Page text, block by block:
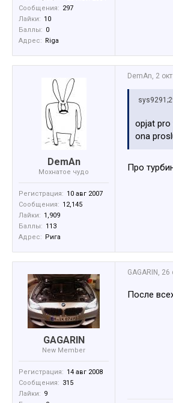
Сообщения: 297
Лайки: 10
Баллы: 0
Адрес: Riga
DemAn
Мохнатое чудо
Регистрация: 10 авг 2007
Сообщения: 12,145
Лайки: 1,909
Баллы: 113
Адрес: Рига
DemAn, 2
opjat pro
ona
Про
GAGARIN
New Member
Регистрация: 14 авг 2008
Сообщения: 315
Лайки: 9
GAGARIN , 26
После